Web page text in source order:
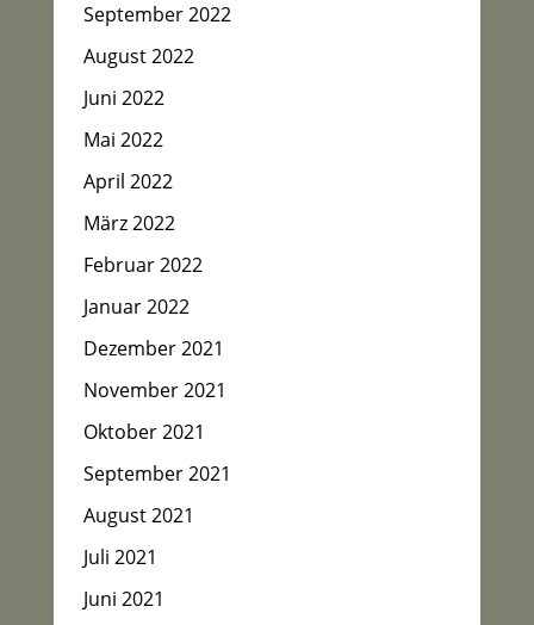
September 2022
August 2022
Juni 2022
Mai 2022
April 2022
März 2022
Februar 2022
Januar 2022
Dezember 2021
November 2021
Oktober 2021
September 2021
August 2021
Juli 2021
Juni 2021